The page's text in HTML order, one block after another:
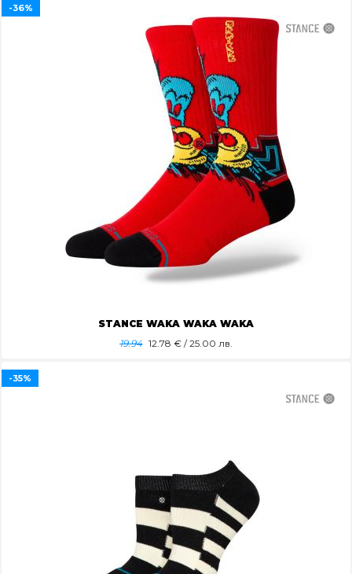
STANCE WAKA WAKA WAKA
19.94 12.78 € / 25.00 лв.
-36%
-35%